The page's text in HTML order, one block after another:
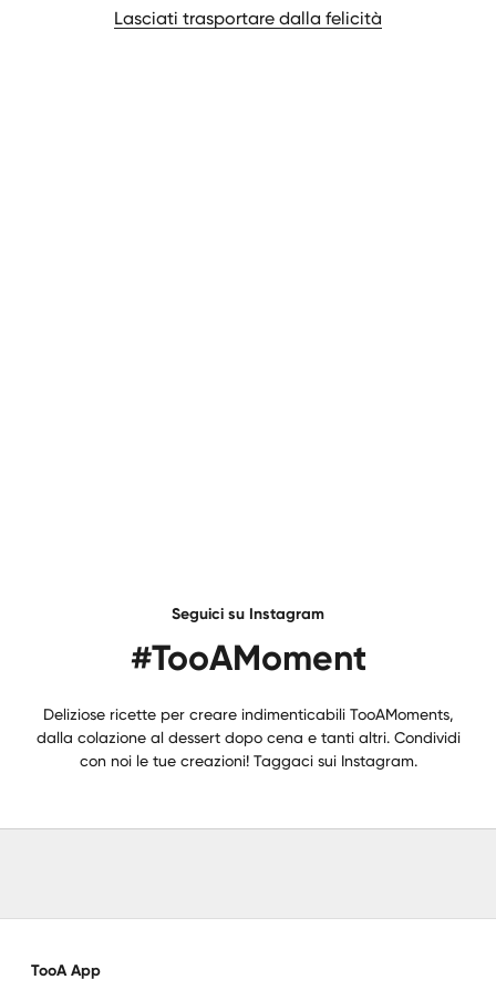
Lasciati trasportare dalla felicità
Seguici su Instagram
#TooAMoment
Deliziose ricette per creare indimenticabili TooAMoments,
dalla colazione al dessert dopo cena e tanti altri. Condividi
con noi le tue creazioni! Taggaci sui Instagram.
TooA App